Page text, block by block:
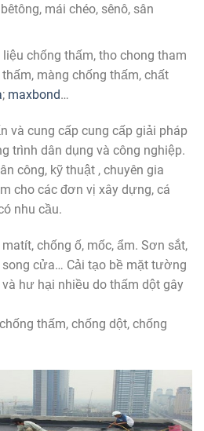
mái chéo, sênô, sân
chống thấm, tho chong tham
màng chống thấm, chất
; maxbond…
và cung cấp cung cấp giải pháp
trình dân dụng và công nghiệp.
công, kỹ thuật , chuyên gia
cho các đơn vị xây dựng, cá
nhu cầu.
chống ố, mốc, ẩm. Sơn sắt,
song cửa… Cải tạo bề mặt tường
hư hại nhiều do thấm dột gây
thấm, chống dột, chống